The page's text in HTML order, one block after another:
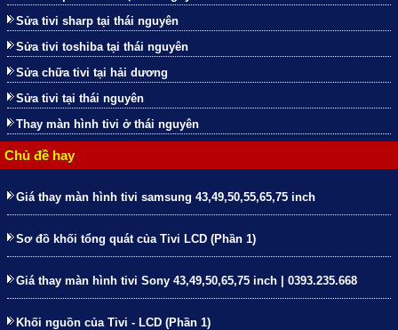
Sửa tivi sharp tại thái nguyên
Sửa tivi toshiba tại thái nguyên
Sửa chữa tivi tại hải dương
Sửa tivi tại thái nguyên
Thay màn hình tivi ở thái nguyên
Chủ đề hay
Giá thay màn hình tivi samsung 43,49,50,55,65,75 inch
Sơ đồ khối tổng quát của Tivi LCD (Phần 1)
Giá thay màn hình tivi Sony 43,49,50,65,75 inch | 0393.235.668
Khối nguồn của Tivi - LCD (Phần 1)